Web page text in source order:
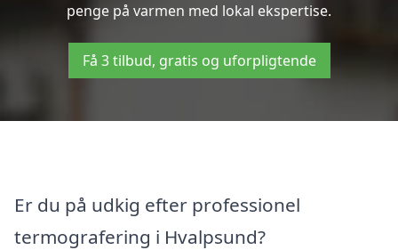
penge på varmen med lokal ekspertise.
Få 3 tilbud, gratis og uforpligtende
Er du på udkig efter professionel
termografering i Hvalpsund?